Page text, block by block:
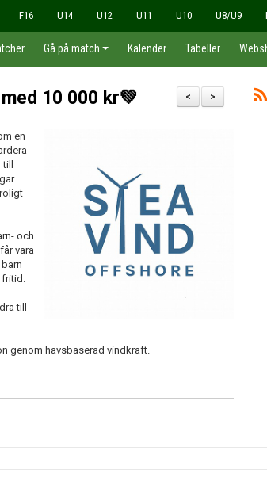
F16 U14 U12 U11 U10 U8/U9
Gå på match Kalender Tabeller
>
<
10 000 kr💚
en
och
vara
fritid.
till
genom havsbaserad vindkraft.